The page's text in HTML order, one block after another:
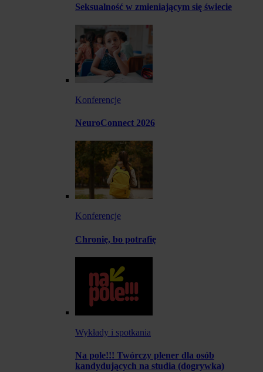
Seksualność w zmieniającym się świecie
Konferencje
NeuroConnect 2026
Konferencje
Chronię, bo potrafię
Wykłady i spotkania
Na pole!!! Twórczy plener dla osób
kandydujących na studia (dogrywka)